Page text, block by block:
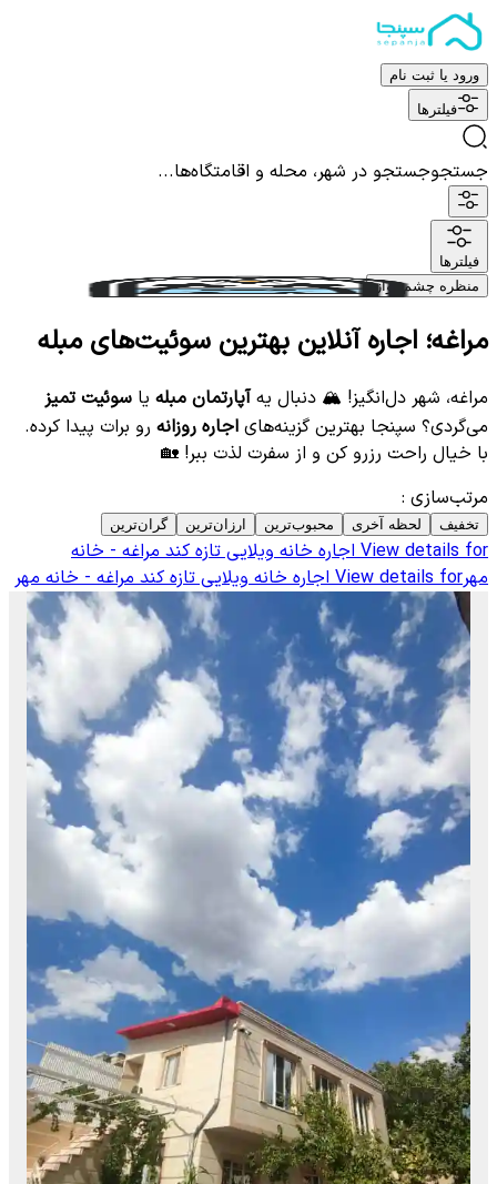
ورود یا ثبت نام
فیلترها
جستجوجستجو در شهر، محله و اقامتگاه‌ها...
فیلترها
منظره چشم نواز
مراغه؛ اجاره آنلاین بهترین سوئیت‌های مبله
مراغه، شهر دل‌انگیز! 🏔️ دنبال یهآپارتمان مبله یا سوئیت تمیز
می‌گردی؟ سپنجا بهترین گزینه‌های اجاره روزانه رو برات پیدا کرده.
با خیال راحت رزرو کن و از سفرت لذت ببر! 🏡
مرتب‌سازی :
تخفیف لحظه آخری محبوب‌ترین ارزان‌ترین گران‌ترین
View details for اجاره خانه ویلایی تازه کند مراغه - خانه
مهرView details for اجاره خانه ویلایی تازه کند مراغه - خانه مهر